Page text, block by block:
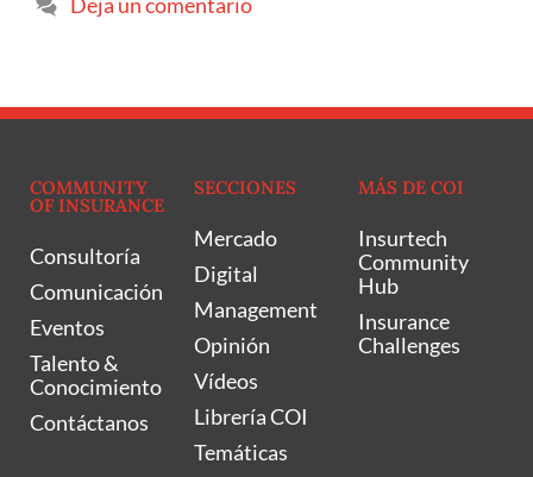
COMMUNITY
OF INSURANCE
Consultoría
Comunicación
Eventos
Talento &
Conocimiento
Contáctanos
SECCIONES
Mercado
Digital
Management
Opinión
Vídeos
Librería COI
Temáticas
MÁS DE COI
Insurtech
Community
Hub
Insurance
Challenges